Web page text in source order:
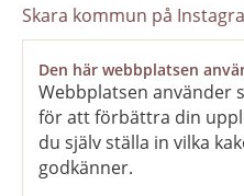
Den här webbplatsen
Webbplatsen använder
för att förbättra din
du själv ställa in vilka
godkänner.
Skara kommun på
Nyhetsbrev
Pressrum